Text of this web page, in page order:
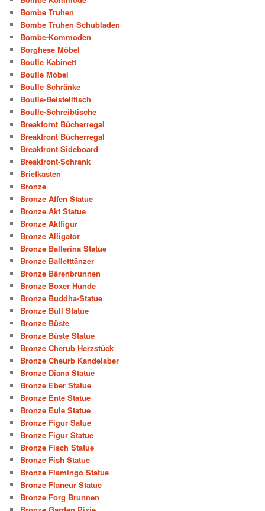
Bombe Truhen
Bombe Truhen Schubladen
Bombe-Kommoden
Borghese Möbel
Boulle Kabinett
Boulle Möbel
Boulle Schränke
Boulle-Beistelltisch
Boulle-Schreibtische
Breakfornt Bücherregal
Breakfront Bücherregal
Breakfront Sideboard
Breakfront-Schrank
Briefkasten
Bronze
Bronze Affen Statue
Bronze Akt Statue
Bronze Aktfigur
Bronze Alligator
Bronze Ballerina Statue
Bronze Balletttänzer
Bronze Bärenbrunnen
Bronze Boxer Hunde
Bronze Buddha-Statue
Bronze Bull Statue
Bronze Büste
Bronze Büste Statue
Bronze Cherub Herzstück
Bronze Cheurb Kandelaber
Bronze Diana Statue
Bronze Eber Statue
Bronze Ente Statue
Bronze Eule Statue
Bronze Figur Satue
Bronze Figur Statue
Bronze Fisch Statue
Bronze Fish Statue
Bronze Flamingo Statue
Bronze Flaneur Statue
Bronze Forg Brunnen